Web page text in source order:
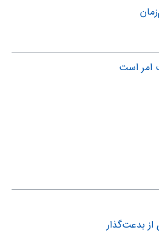
امر است
از بدعت‌گذار